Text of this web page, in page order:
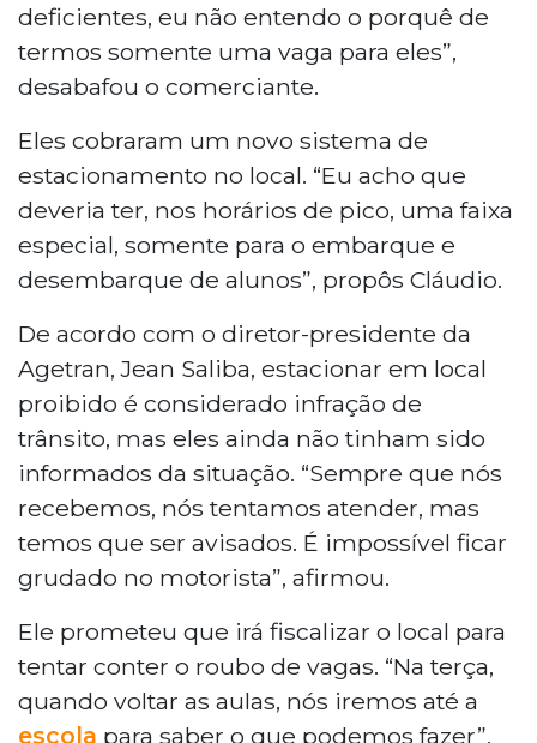
deficientes, eu não entendo o porquê de
termos somente uma vaga para eles”,
desabafou o comerciante.
Eles cobraram um novo sistema de
estacionamento no local. “Eu acho que
deveria ter, nos horários de pico, uma faixa
especial, somente para o embarque e
desembarque de alunos”, propôs Cláudio.
De acordo com o diretor-presidente da
Agetran, Jean Saliba, estacionar em local
proibido é considerado infração de
trânsito, mas eles ainda não tinham sido
informados da situação. “Sempre que nós
recebemos, nós tentamos atender, mas
temos que ser avisados. É impossível ficar
grudado no motorista”, afirmou.
Ele prometeu que irá fiscalizar o local para
tentar conter o roubo de vagas. “Na terça,
quando voltar as aulas, nós iremos até a
escola para saber o que podemos fazer”,